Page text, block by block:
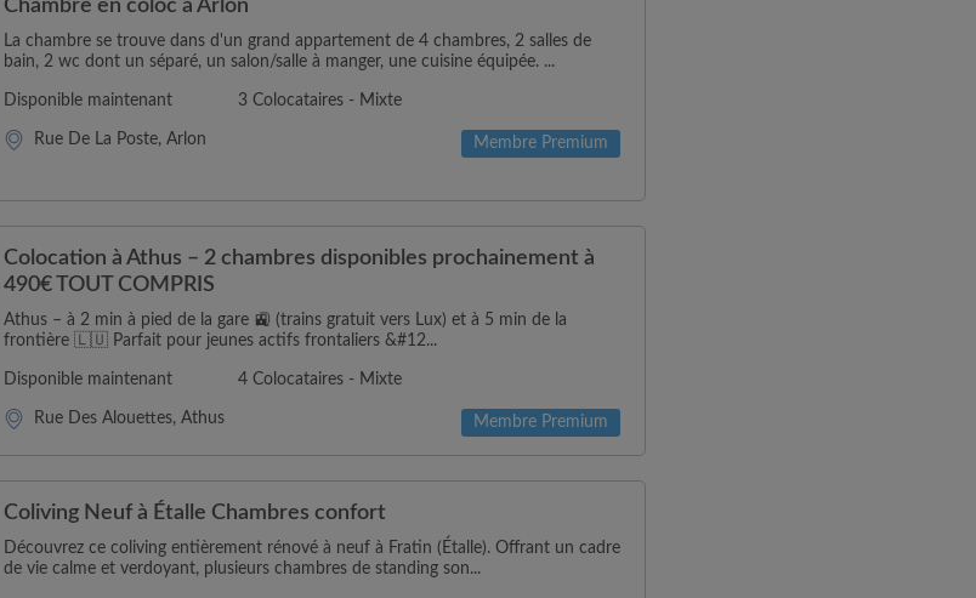
Chambre en coloc à Arlon
La chambre se trouve dans d'un grand appartement de 4 chambres, 2 salles de
bain, 2 wc dont un séparé, un salon/salle à manger, une cuisine équipée. ...
Disponible maintenant 3 Colocataires - Mixte
Rue De La Poste, Arlon Membre Premium
Colocation à Athus – 2 chambres disponibles prochainement à
490€ TOUT COMPRIS
Athus – à 2 min à pied de la gare 🚉 (trains gratuit vers Lux) et à 5 min de la
frontière 🇱🇺 Parfait pour jeunes actifs frontaliers &#12...
Disponible maintenant 4 Colocataires - Mixte
Rue Des Alouettes, Athus Membre Premium
Coliving Neuf à Étalle Chambres confort
Découvrez ce coliving entièrement rénové à neuf à Fratin (Étalle). Offrant un cadre
de vie calme et verdoyant, plusieurs chambres de standing son...